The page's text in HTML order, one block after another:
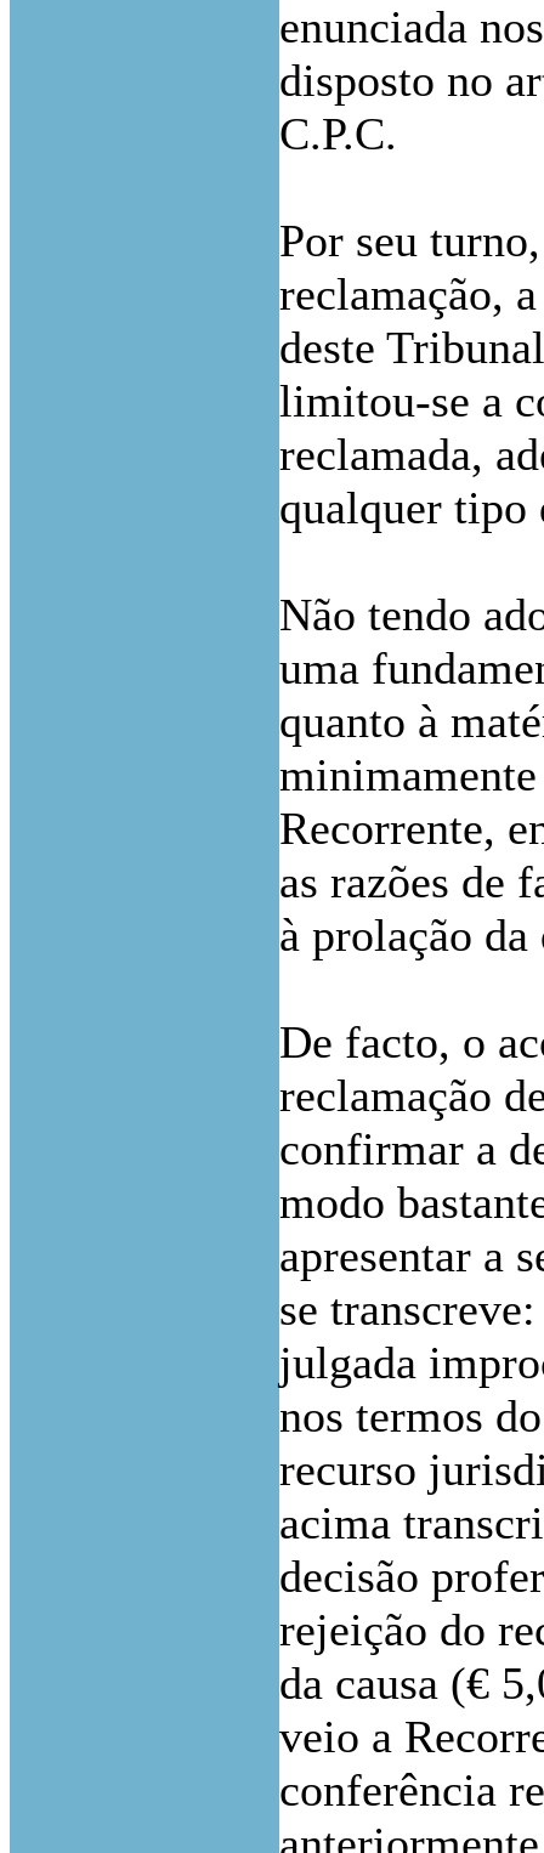
enunciada
disposto no
C.P.C.
Por seu
reclamação,
deste
limitou-se a
reclamada,
qualquer tipo
Não tendo
uma
quanto à
Recorrente,
as razões de
à prolação da
De facto, o
reclamação
confirmar a
modo
apresentar a
se
julgada
nos termos
recurso
acima
decisão
rejeição do
da causa (€
veio a
conferência